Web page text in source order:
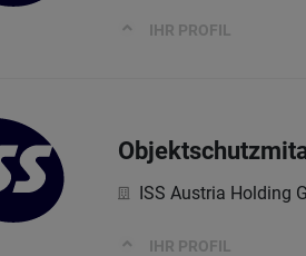
IHR PROFIL
ISS Austria Holding
IHR PROFIL